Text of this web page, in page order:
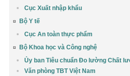
Cục Xuất nhập khẩu
Bộ Y tế
Cục An toàn thực phẩm
Bộ Khoa học và Công nghệ
Ủy ban Tiêu chuẩn Đo lường Chất
Văn phòng TBT Việt Nam